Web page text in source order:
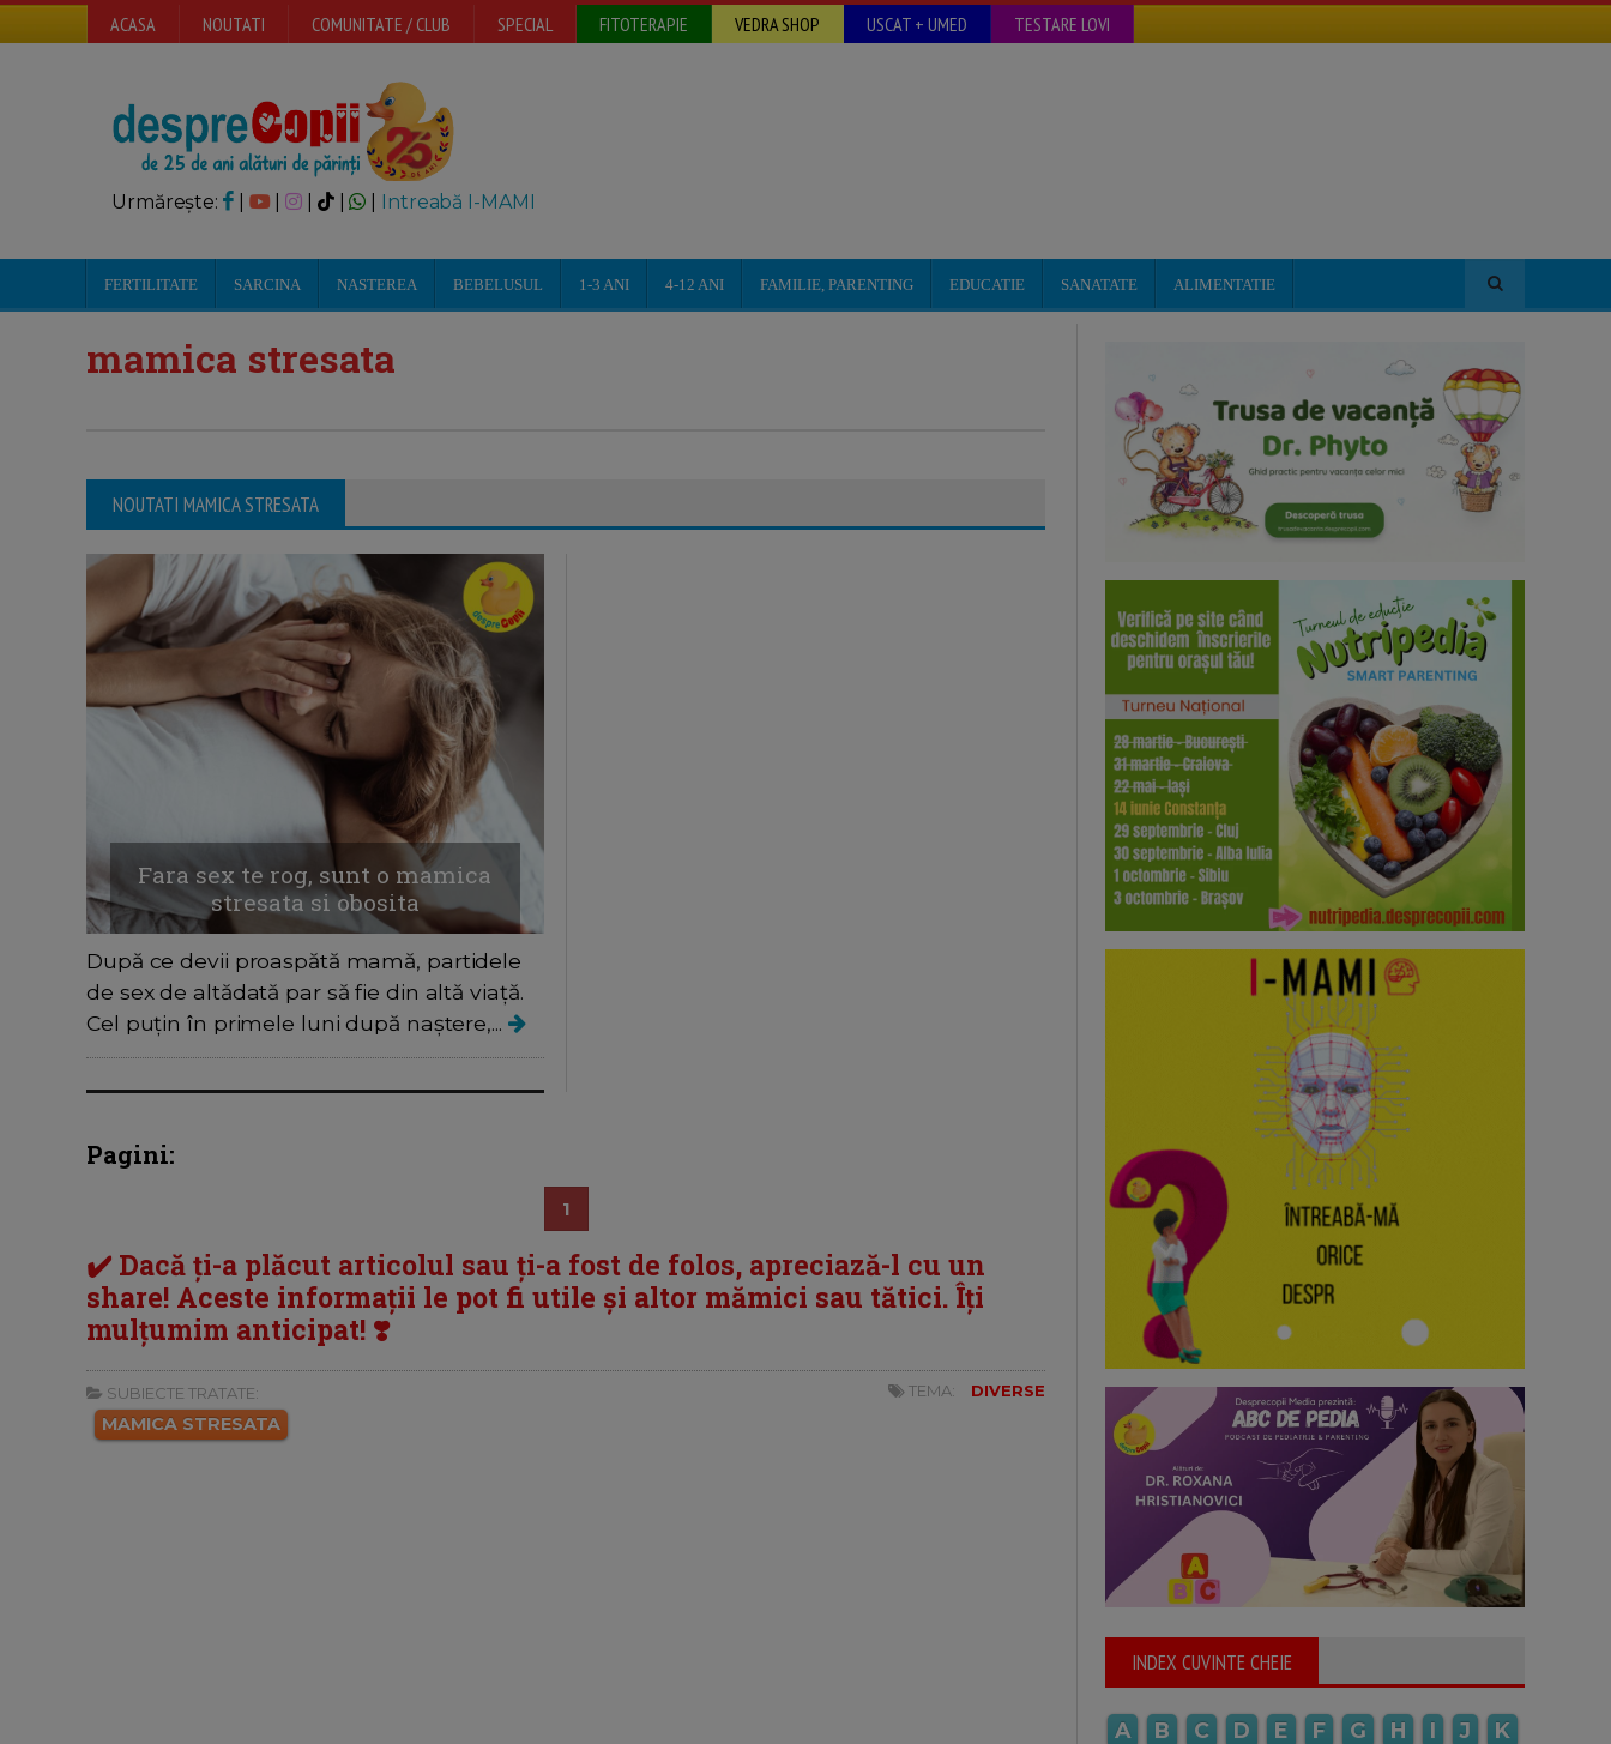
ACASA NOUTATI COMUNITATE / CLUB SPECIAL FITOTERAPIE VEDRA SHOP USCAT + UMED TESTARE LOVI
Urmărește: | | Intreabă I-MAMI
FERTILITATE SARCINA NASTEREA BEBELUSUL 1-3 ANI 4-12 ANI FAMILIE, PARENTING EDUCATIE SANATATE ALIMENTATIE
mamica stresata
NOUTATI MAMICA STRESATA
Fara sex te rog, sunt o mamica
stresata si obosita
După ce devii proaspătă mamă, partidele
de sex de altădată par să fie din altă viață.
Cel puțin în primele luni după naștere,...
Pagini:
1
✔️ Dacă ți-a plăcut articolul sau ți-a fost de folos, apreciază-l cu un
share! Aceste informații le pot fi utile și altor mămici sau tătici. Îți
mulțumim anticipat! ❣️
SUBIECTE TRATATE:
MAMICA STRESATA
TEMA: DIVERSE
INDEX CUVINTE CHEIE
A B C D E F G H I J
K